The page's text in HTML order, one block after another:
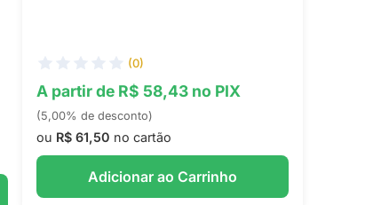
(0)
A partir de R$ 58,43 no PIX
(5,00% de desconto)
ou R$ 61,50 no cartão
Adicionar ao Carrinho